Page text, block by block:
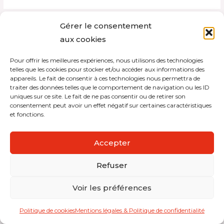
Gérer le consentement
aux cookies
Pour offrir les meilleures expériences, nous utilisons des technologies
telles que les cookies pour stocker et/ou accéder aux informations des
appareils. Le fait de consentir à ces technologies nous permettra de
traiter des données telles que le comportement de navigation ou les ID
uniques sur ce site. Le fait de ne pas consentir ou de retirer son
consentement peut avoir un effet négatif sur certaines caractéristiques
et fonctions.
Accepter
Refuser
Voir les préférences
Politique de cookiesMentions légales & Politique de confidentialité
Copyright © 2026 Interdistribution
Mentions légales et politique de confidentialité